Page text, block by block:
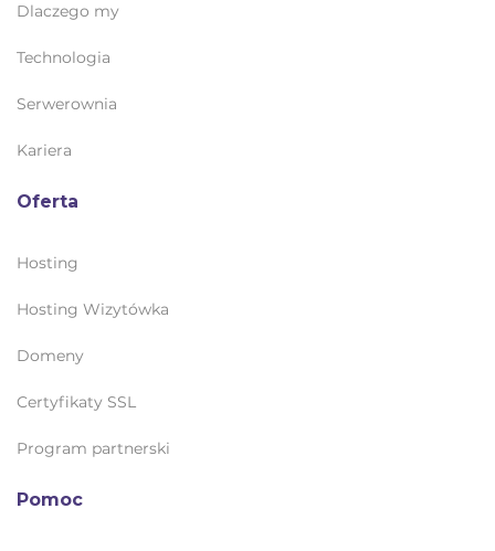
Dlaczego my
Technologia
Serwerownia
Kariera
Oferta
Hosting
Hosting Wizytówka
Domeny
Certyfikaty SSL
Program partnerski
Pomoc